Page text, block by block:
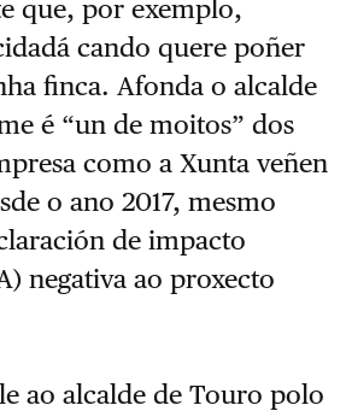
que, por exemplo,
cando quere poñer
finca. Afonda o alcalde
é “un de moitos” dos
como a Xunta veñen
o ano 2017, mesmo
de impacto
negativa ao proxecto
ao alcalde de Touro polo